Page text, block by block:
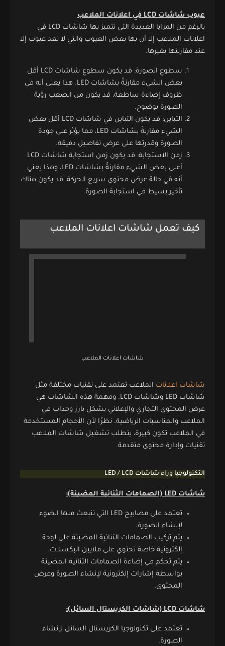
عيوب شاشات LCD في اعلانات الملاعب
بالرغم من المزايا العديدة التي تتميز بها شاشات LCD في
اعلانات الملاعب إلا أن بها بعض العيوب والتي لا تعد عيوب إلا
عند مقارنتها بغيرها.
سطوع الصورة: قد يكون سطوع شاشات LCD أقل
بعض الشيء مقارنةً بشاشات LED. هذا يعني أنه في
ظروف إضاءة ساطعة، قد يكون من الصعب رؤية
الصورة بوضوح.
التباين: قد يكون التباين في شاشات LCD أقل بعض
الشيء مقارنةً بشاشات LED، مما يؤثر على جودة
الصورة وقدرتها على عرض تفاصيل دقيقة.
زمن الاستجابة: قد يكون زمن استجابة شاشات LCD
أعلى بعض الشيء مقارنةً بشاشات LED، وهذا يعني
أنه في حالة عرض محتوى سريع الحركة، قد يكون هناك
تأخير بسيط في استجابة الصورة.
كيف تعمل شاشات اعلانات الملاعب
شاشات اعلانات الملاعب
شاشات اعلانات الملاعب تعتمد على تقنيات مختلفة مثل
شاشات LED وشاشات LCD. ومهمة هذه الشاشات هي
عرض المحتوى التجاري والإعلاني بشكل بارز وجذاب في
الملاعب والمناسبات الرياضية. نظرًا لأن الأحجام المستخدمة
في الملاعب تكون كبيرة، يتطلب تشغيل شاشات الملاعب
تقنيات وإدارة محتوى متقدمة.
التكنولوجيا وراء شاشات LED / LCD
شاشات LED (الصمامات الثنائية المضيئة):
تعتمد على مصابيح LED التي تنبعث منها الضوء
لإنشاء الصورة.
يتم تركيب الصمامات الثنائية المضيئة على لوحة
إلكترونية خاصة تحتوي على ملايين البكسلات.
يتم تحكم في إضاءة الصمامات الثنائية المضيئة
بواسطة إشارات إلكترونية لإنشاء الصورة وعرض
المحتوى.
شاشات LCD (شاشات الكريستال السائل):
تعتمد على تكنولوجيا الكريستال السائل لإنشاء
الصورة.